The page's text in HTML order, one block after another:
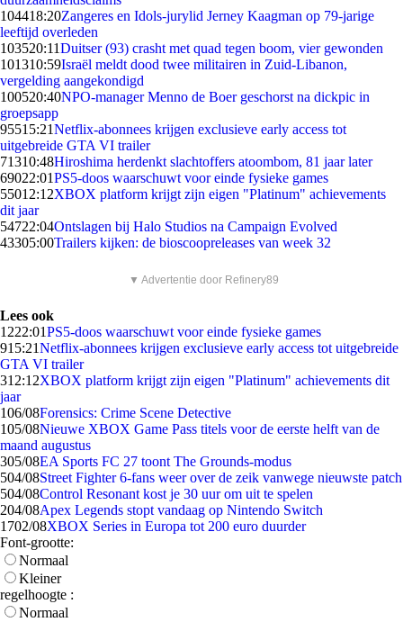
104418:20Zangeres en Idols-jurylid Jerney Kaagman op 79-jarige
leeftijd overleden
103520:11Duitser (93) crasht met quad tegen boom, vier gewonden
101310:59Israël meldt dood twee militairen in Zuid-Libanon,
vergelding aangekondigd
100520:40NPO-manager Menno de Boer geschorst na dickpic in
groepsapp
95515:21Netflix-abonnees krijgen exclusieve early access tot
uitgebreide GTA VI trailer
71310:48Hiroshima herdenkt slachtoffers atoombom, 81 jaar later
69022:01PS5-doos waarschuwt voor einde fysieke games
55012:12XBOX platform krijgt zijn eigen "Platinum" achievements
dit jaar
54722:04Ontslagen bij Halo Studios na Campaign Evolved
43305:00Trailers kijken: de bioscoopreleases van week 32
▼ Advertentie door Refinery89
Lees ook
1222:01PS5-doos waarschuwt voor einde fysieke games
915:21Netflix-abonnees krijgen exclusieve early access tot uitgebreide
GTA VI trailer
312:12XBOX platform krijgt zijn eigen "Platinum" achievements dit
jaar
106/08Forensics: Crime Scene Detective
105/08Nieuwe XBOX Game Pass titels voor de eerste helft van de
maand augustus
305/08EA Sports FC 27 toont The Grounds-modus
504/08Street Fighter 6-fans weer over de zeik vanwege nieuwste patch
504/08Control Resonant kost je 30 uur om uit te spelen
204/08Apex Legends stopt vandaag op Nintendo Switch
1702/08XBOX Series in Europa tot 200 euro duurder
Font-grootte:
Normaal
Kleiner
regelhoogte :
Normaal